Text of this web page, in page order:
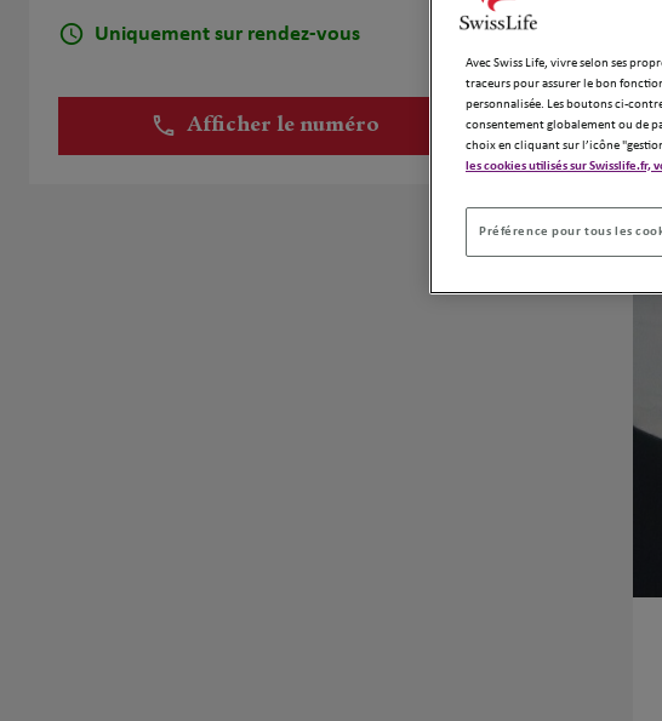
Uniquement sur rendez-vous
Afficher le numéro
Avec Swiss Life, vivre selon ses
traceurs pour assurer le bon
personnalisée. Les boutons ci-
consentement globalement ou de
choix en cliquant sur l’icône
les cookies utilisés sur Swisslife.fr,
Préférence pour tous les